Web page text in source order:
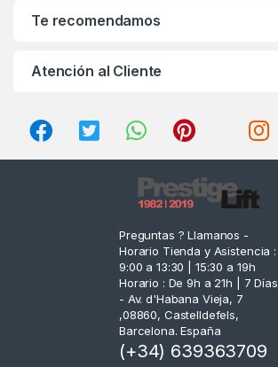
Te recomendamos
Atención al Cliente
Preguntas ? Llamanos -
Horario Tienda y Asistencia :
9:00 a 13:30 | 15:30 a 19h
Horario : De 9h a 21h | 7 Días
- Av. d'Habana Vieja, 7
,08860, Castelldefels,
Barcelona. España
(+34) 639363709